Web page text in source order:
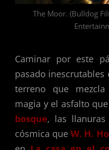
The Moor. (Bulldog
Caminar por este
pasado
terreno que
magia y el asfalto que
bosque, las llanuras
cósmica queW. H.